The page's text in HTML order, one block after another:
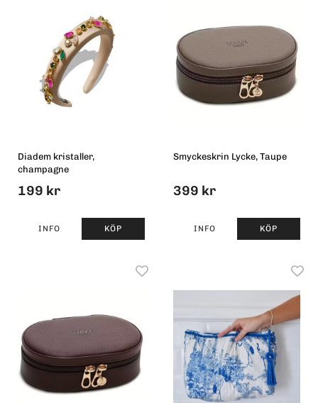
Diadem kristaller,
champagne
199 kr
INFO KÖP
Smyckeskrin Lycke, Taupe
399 kr
INFO KÖP